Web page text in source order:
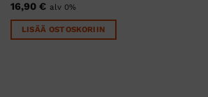
16,90 € alv 0%
LISÄÄ OSTOSKORIIN